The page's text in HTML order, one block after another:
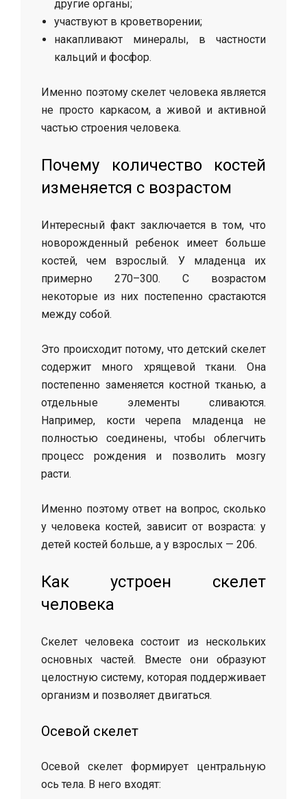
другие органы;
участвуют в кроветворении;
накапливают минералы, в частности
кальций и фосфор.
Именно поэтому скелет человека является
не просто каркасом, а живой и активной
частью строения человека.
Почему количество костей
изменяется с возрастом
Интересный факт заключается в том, что
новорожденный ребенок имеет больше
костей, чем взрослый. У младенца их
примерно 270–300. С возрастом
некоторые из них постепенно срастаются
между собой.
Это происходит потому, что детский скелет
содержит много хрящевой ткани. Она
постепенно заменяется костной тканью, а
отдельные элементы сливаются.
Например, кости черепа младенца не
полностью соединены, чтобы облегчить
процесс рождения и позволить мозгу
расти.
Именно поэтому ответ на вопрос, сколько
у человека костей, зависит от возраста: у
детей костей больше, а у взрослых — 206.
Как устроен скелет
человека
Скелет человека состоит из нескольких
основных частей. Вместе они образуют
целостную систему, которая поддерживает
организм и позволяет двигаться.
Осевой скелет
Осевой скелет формирует центральную
ось тела. В него входят: